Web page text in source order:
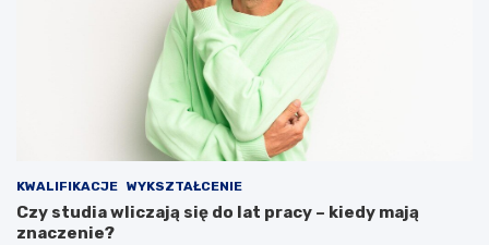
KWALIFIKACJE WYKSZTAŁCENIE
Czy studia wliczają się do lat pracy – kiedy mają
znaczenie?